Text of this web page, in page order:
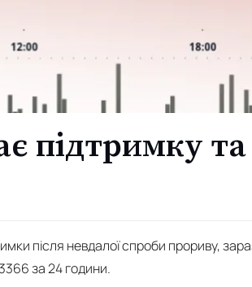
підтримку
після невдалої спроби прориву,
за 24 години.